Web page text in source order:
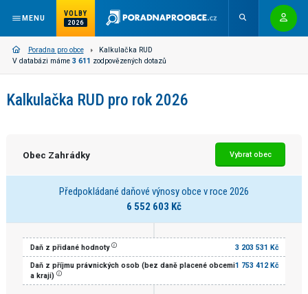
MENU
VOLBY
2026
Poradna pro obce
Kalkulačka RUD
V databázi máme 3 611 zodpovězených dotazů
Kalkulačka RUD pro rok 2026
Obec Zahrádky Vybrat obec
Předpokládané daňové výnosy obce v roce 2026
6 552 603 Kč
Daň z přidané hodnoty 3 203 531 Kč
Daň z příjmu právnických osob (bez daně placené obcemi
a kraji)
1 753 412 Kč